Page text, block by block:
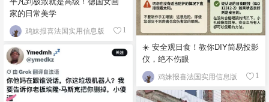
家的日常美学
鸡妹报喜法国实用信息版 1
☀️ 安全观日食！教你DIY简易投影
仪，绝不伤眼
鸡妹报喜法国实用信息版 1